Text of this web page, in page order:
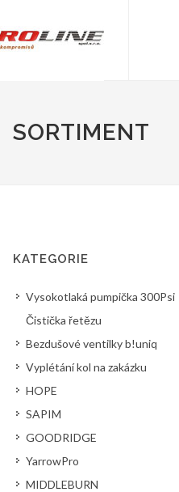
SORTIMENT
KATEGORIE
Vysokotlaká pumpička 300Psi
Čistička řetězu
Bezdušové ventilky b!uniq
Vyplétání kol na zakázku
HOPE
SAPIM
GOODRIDGE
YarrowPro
MIDDLEBURN